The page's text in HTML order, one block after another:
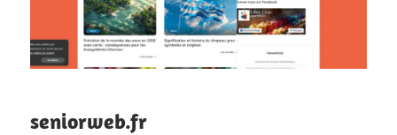
seniorweb.fr